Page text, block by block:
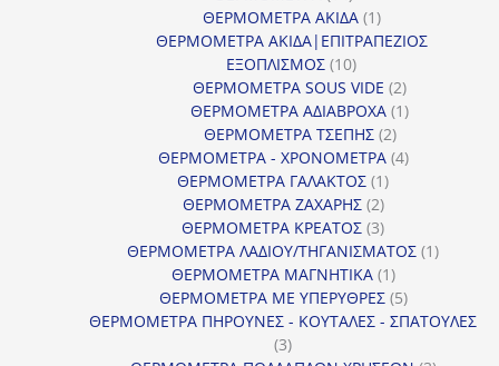
προϊόντα
ΘΕΡΜΟΜΕΤΡΑ ΑΚΙΔΑ 11
προϊόν
ΘΕΡΜΟΜΕΤΡΑ ΑΚΙΔΑ|ΕΠΙΤΡΑΠΕΖΙΟΣ
ΕΞΟΠΛΙΣΜΟΣ 1010
προϊόντα
ΘΕΡΜΟΜΕΤΡΑ SOUS VIDE 22
προϊόντα
ΘΕΡΜΟΜΕΤΡΑ ΑΔΙΑΒΡΟΧΑ 11
ΘΕΡΜΟΜΕΤΡΑ ΤΣΕΠΗΣ 22
προϊόντα
ΘΕΡΜΟΜΕΤΡΑ - ΧΡΟΝΟΜΕΤΡΑ 44
ΘΕΡΜΟΜΕΤΡΑ ΓΑΛΑΚΤΟΣ 11
προϊόν
ΘΕΡΜΟΜΕΤΡΑ ΖΑΧΑΡΗΣ 22
προϊόντα
ΘΕΡΜΟΜΕΤΡΑ ΚΡΕΑΤΟΣ 33
προϊόντα
ΘΕΡΜΟΜΕΤΡΑ ΛΑΔΙΟΥ/ΤΗΓΑΝΙΣΜΑΤΟΣ 11
ΘΕΡΜΟΜΕΤΡΑ ΜΑΓΝΗΤΙΚΑ 11
προϊόν
ΘΕΡΜΟΜΕΤΡΑ ΜΕ ΥΠΕΡΥΘΡΕΣ 55
προϊόντα
ΘΕΡΜΟΜΕΤΡΑ ΠΗΡΟΥΝΕΣ - ΚΟΥΤΑΛΕΣ - ΣΠΑΤΟΥΛΕΣ
33